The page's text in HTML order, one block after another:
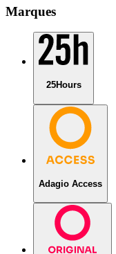
Marques
25Hours
Adagio Access